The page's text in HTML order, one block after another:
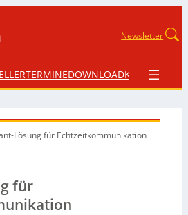
Newsletter
TERMINEDOWNLOADKONTAKT
Lösung für Echtzeitkommunikation
für